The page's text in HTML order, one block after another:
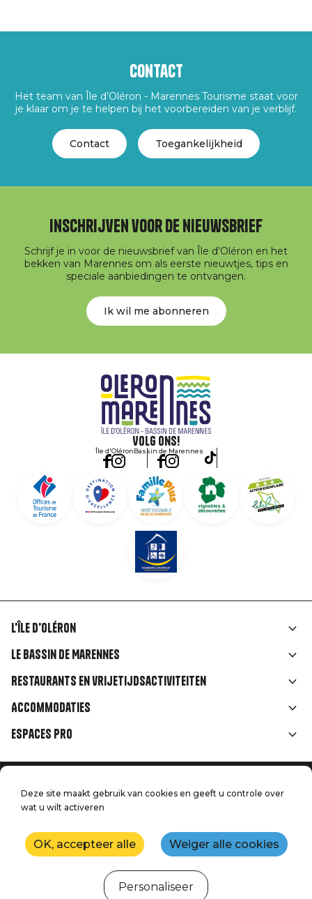
Contact
Het team van Île d’Oléron - Marennes Tourisme staat voor
je klaar om je te helpen bij het voorbereiden van je verblijf.
Contact Toegankelijkheid
Inschrijven voor de nieuwsbrief
Schrijf je in voor de nieuwsbrief van Île d’Oléron en het
bekken van Marennes om als eerste nieuwtjes, tips en
speciale aanbiedingen te ontvangen.
Ik wil me abonneren
Volg ons!
Île d'OléronBassin de Marennes
Liens
rubriques
L'île d'Oléron
Le Bassin de Marennes
Restaurants en vrijetijdsactiviteiten
Accommodaties
Espaces Pro
Menu
de
Juridische informatie
Druk op
Neem contact met ons op
Kaart
Productie: StudioJuillet
Deze site maakt gebruik van cookies en geeft u controle over
wat u wilt activeren
OK, accepteer alle Weiger alle cookies
Personaliseer